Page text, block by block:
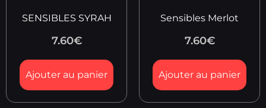
SENSIBLES SYRAH
7.60€
Ajouter au panier
Sensibles Merlot
7.60€
Ajouter au panier